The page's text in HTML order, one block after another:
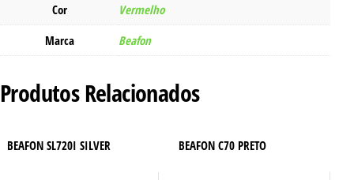
Cor
Vermelho
Marca
Beafon
Produtos Relacionados
BEAFON SL720I SILVER BEAFON C70 PRETO